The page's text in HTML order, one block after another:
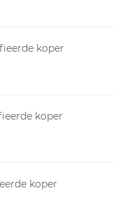
koper
koper
koper